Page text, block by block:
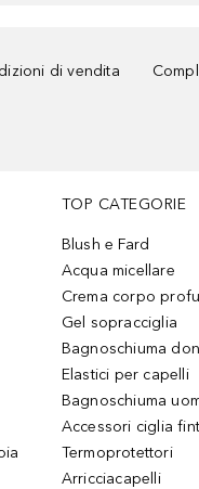
di vendita
TOP CATEGORIE
Blush e Fard
Acqua micellare
Crema corpo
Gel sopracciglia
Bagnoschiuma
Elastici per capelli
Bagnoschiuma
Accessori ciglia
Termoprotettori
Arricciacapelli